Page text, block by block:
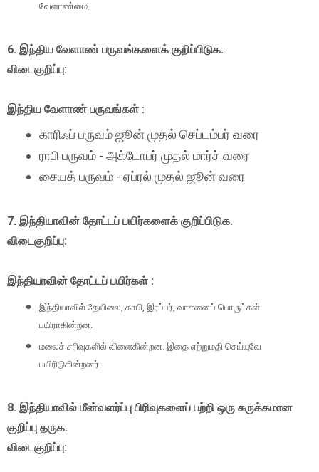
வேளாண்மை.
6. இந்திய வேளாண் பருவங்களைக் குறிப்பிடுக.
விடைகுறிப்பு:
இந்திய வேளாண் பருவங்கள் :
காரிஃப் பருவம் ஜூன் முதல் செப்டம்பர் வரை
ராபி பருவம் - அக்டோபர் முதல் மார்ச் வரை
சையத் பருவம் - ஏப்ரல் முதல் ஜூன் வரை
7. இந்தியாவின் தோட்டப் பயிர்களைக் குறிப்பிடுக.
விடைகுறிப்பு:
இந்தியாவின் தோட்டப் பயிர்கள் :
இந்தியாவில் தேயிலை, காபி, இரப்பர், வாசனைப் பொருட்கள்
பயிராகின்றன.
மலைச் சரிவுகளில் விளைகின்றன. இதை ஏற்றுமதி செய்யுவே
பயிரிடுகின்றனர்.
8. இந்தியாவில் மீன்வளர்ப்பு பிரிவுகளைப் பற்றி ஒரு சுருக்கமான
குறிப்பு தருக.
விடைகுறிப்பு: